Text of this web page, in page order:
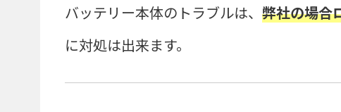
バッテリー本体のトラブルは、 弊社の場合
に対処は出来ます。